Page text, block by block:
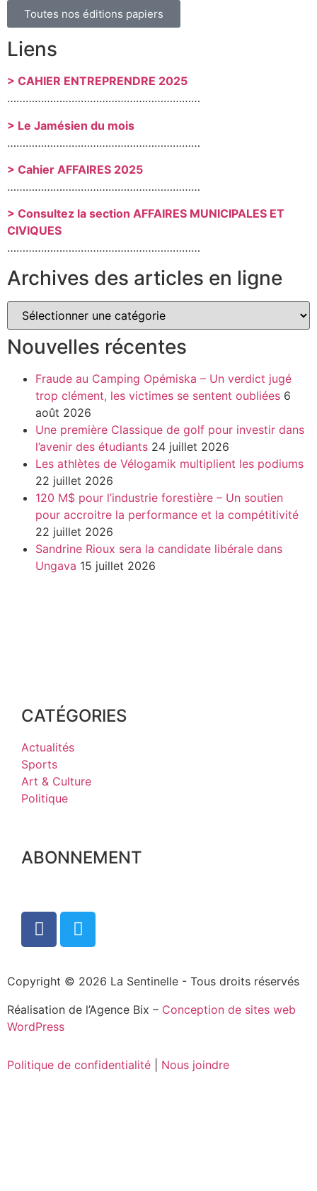
Toutes nos éditions papiers
Liens
> CAHIER ENTREPRENDRE 2025
………………………………………………………
> Le Jamésien du mois
………………………………………………………
> Cahier AFFAIRES 2025
………………………………………………………
> Consultez la section AFFAIRES MUNICIPALES ET
CIVIQUES
………………………………………………………
Archives des articles en ligne
Nouvelles récentes
Fraude au Camping Opémiska – Un verdict jugé
trop clément, les victimes se sentent oubliées 6
août 2026
Une première Classique de golf pour investir dans
l’avenir des étudiants 24 juillet 2026
Les athlètes de Vélogamik multiplient les podiums
22 juillet 2026
120 M$ pour l’industrie forestière – Un soutien
pour accroitre la performance et la compétitivité
22 juillet 2026
Sandrine Rioux sera la candidate libérale dans
Ungava 15 juillet 2026
CATÉGORIES
Actualités
Sports
Art & Culture
Politique
ABONNEMENT
Copyright © 2026 La Sentinelle - Tous droits réservés
Réalisation de l’Agence Bix – Conception de sites web
WordPress
Politique de confidentialité Nous joindre